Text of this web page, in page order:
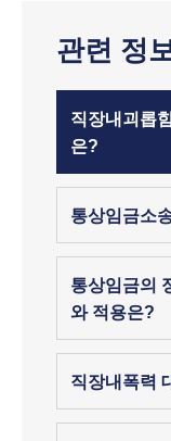
관련 정
직장내괴롭
은?
통상임금소
통상임금의
와 적용은?
직장내폭력